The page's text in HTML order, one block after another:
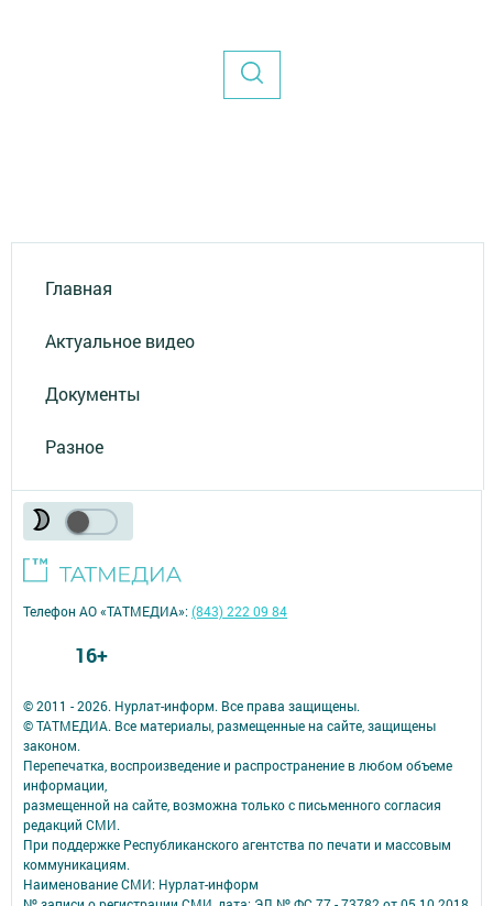
Главная
Актуальное видео
Документы
Разное
© 2011 - 2026. Нурлат-⁠информ. Все права защищены.
© ТАТМЕДИА. Все материалы, размещенные на сайте, защищены
законом.
Перепечатка, воспроизведение и распространение в любом объеме
информации,
размещенной на сайте, возможна только с письменного согласия
редакций СМИ.
При поддержке Республиканского агентства по печати и массовым
коммуникациям.
Наименование СМИ: Нурлат-⁠информ
Телефон АО «ТАТМЕДИА»:(843) 222 09 84
16+